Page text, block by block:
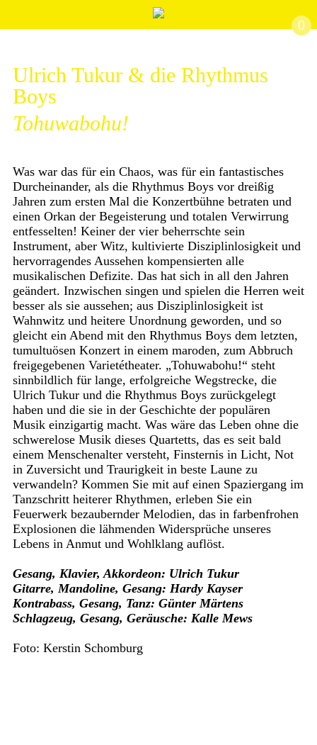
0
Ulrich Tukur & die Rhythmus
Boys
Tohuwabohu!
Was war das für ein Chaos, was für ein fantastisches
Durcheinander, als die Rhythmus Boys vor dreißig
Jahren zum ersten Mal die Konzertbühne betraten und
einen Orkan der Begeisterung und totalen Verwirrung
entfesselten! Keiner der vier beherrschte sein
Instrument, aber Witz, kultivierte Disziplinlosigkeit und
hervorragendes Aussehen kompensierten alle
musikalischen Defizite. Das hat sich in all den Jahren
geändert. Inzwischen singen und spielen die Herren weit
besser als sie aussehen; aus Disziplinlosigkeit ist
Wahnwitz und heitere Unordnung geworden, und so
gleicht ein Abend mit den Rhythmus Boys dem letzten,
tumultuösen Konzert in einem maroden, zum Abbruch
freigegebenen Varietétheater. „Tohuwabohu!“ steht
sinnbildlich für lange, erfolgreiche Wegstrecke, die
Ulrich Tukur und die Rhythmus Boys zurückgelegt
haben und die sie in der Geschichte der populären
Musik einzigartig macht. Was wäre das Leben ohne die
schwerelose Musik dieses Quartetts, das es seit bald
einem Menschenalter versteht, Finsternis in Licht, Not
in Zuversicht und Traurigkeit in beste Laune zu
verwandeln? Kommen Sie mit auf einen Spaziergang im
Tanzschritt heiterer Rhythmen, erleben Sie ein
Feuerwerk bezaubernder Melodien, das in farbenfrohen
Explosionen die lähmenden Widersprüche unseres
Lebens in Anmut und Wohlklang auflöst.
Gesang, Klavier, Akkordeon: Ulrich Tukur
Gitarre, Mandoline, Gesang: Hardy Kayser
Kontrabass, Gesang, Tanz: Günter Märtens
Schlagzeug, Gesang, Geräusche: Kalle Mews
Foto: Kerstin Schomburg